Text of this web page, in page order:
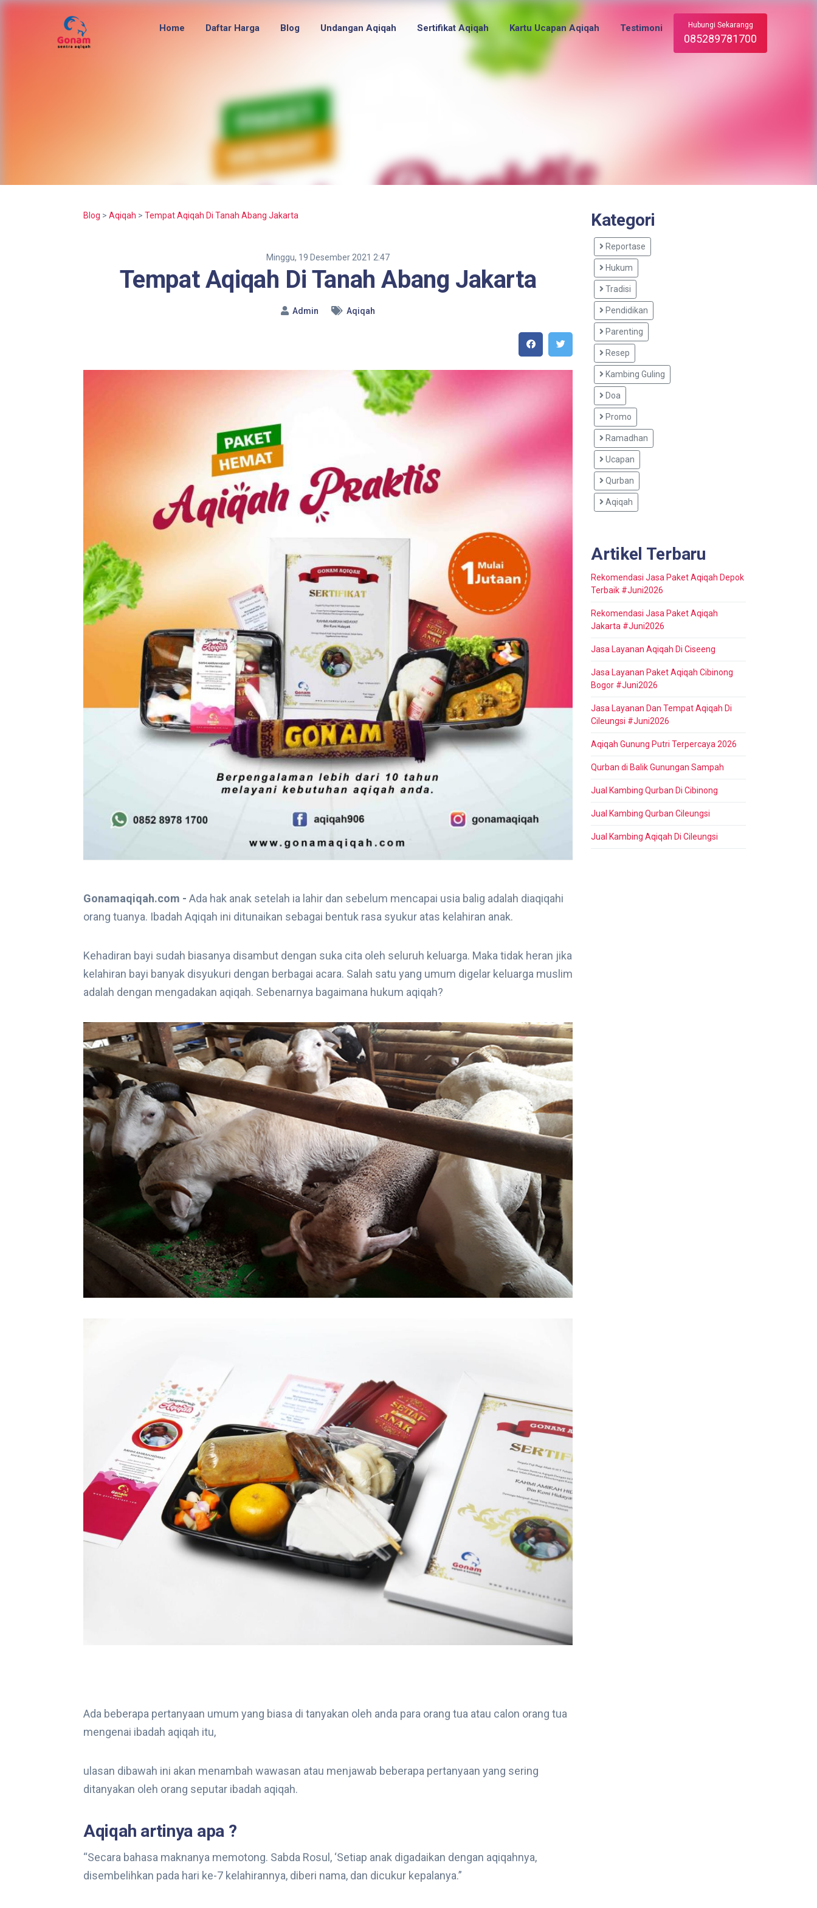
Home Daftar Harga Blog Undangan Aqiqah Sertifikat Aqiqah Kartu Ucapan Aqiqah Testimoni Hubungi Sekarangg
085289781700
Blog > Aqiqah > Tempat Aqiqah Di Tanah Abang Jakarta
Minggu, 19 Desember 2021 2:47
Tempat Aqiqah Di Tanah Abang Jakarta
Admin Aqiqah
Gonamaqiqah.com - Ada hak anak setelah ia lahir dan sebelum mencapai usia balig adalah diaqiqahi
orang tuanya. Ibadah Aqiqah ini ditunaikan sebagai bentuk rasa syukur atas kelahiran anak.
Kehadiran bayi sudah biasanya disambut dengan suka cita oleh seluruh keluarga. Maka tidak heran jika
kelahiran bayi banyak disyukuri dengan berbagai acara. Salah satu yang umum digelar keluarga muslim
adalah dengan mengadakan aqiqah. Sebenarnya bagaimana hukum aqiqah?
Ada beberapa pertanyaan umum yang biasa di tanyakan oleh anda para orang tua atau calon orang tua
mengenai ibadah aqiqah itu,
ulasan dibawah ini akan menambah wawasan atau menjawab beberapa pertanyaan yang sering
ditanyakan oleh orang seputar ibadah aqiqah.
Aqiqah artinya apa ?
“Secara bahasa maknanya memotong. Sabda Rosul, ‘Setiap anak digadaikan dengan aqiqahnya,
disembelihkan pada hari ke-7 kelahirannya, diberi nama, dan dicukur kepalanya.”
Kategori
Reportase
Hukum
Tradisi
Pendidikan
Parenting
Resep
Kambing Guling
Doa
Promo
Ramadhan
Ucapan
Qurban
Aqiqah
Artikel Terbaru
Rekomendasi Jasa Paket Aqiqah Depok
Terbaik #Juni2026
Rekomendasi Jasa Paket Aqiqah
Jakarta #Juni2026
Jasa Layanan Aqiqah Di Ciseeng
Jasa Layanan Paket Aqiqah Cibinong
Bogor #Juni2026
Jasa Layanan Dan Tempat Aqiqah Di
Cileungsi #Juni2026
Aqiqah Gunung Putri Terpercaya 2026
Qurban di Balik Gunungan Sampah
Jual Kambing Qurban Di Cibinong
Jual Kambing Qurban Cileungsi
Jual Kambing Aqiqah Di Cileungsi